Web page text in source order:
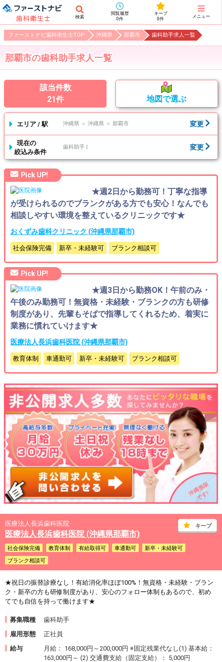
検索
閲覧履歴
0件
キープ
0件
メニュー
ファーストナビ歯科衛生士TOP 沖縄県 那覇市 歯科助手求人一覧
那覇市の歯科助手求人一覧
該当件数
21件
地図で選ぶ
エリア / 駅 沖縄県 ＞ 沖縄県 ＞ 那覇市 変更
現在の
絞込み条件
歯科助手 | 変更
Pick UP!
★週2日から勤務可！丁寧な指導
が受けられるのでブランクがある方でも安心！なんでも
相談しやすい環境を整えているクリニックです★
おくずみ歯科クリニック (沖縄県那覇市)
社会保険完備 新卒・未経験可 ブランク相談可
Pick UP!
★週3日から勤務OK！午前のみ・
午後のみ勤務可！無資格・未経験・ブランクの方も研修
制度があり、先輩もそばで指導してくれるため、着実に
業務に慣れていけます★
医療法人長浜歯科医院 (沖縄県那覇市)
教育体制 車通勤可 新卒・未経験可 ブランク相談可
沖縄県版
です!
キープ
医療法人長浜歯科医院
医療法人長浜歯科医院 (沖縄県那覇市)
社会保険完備 教育体制 有給取得可 車通勤可
新卒・未経験可
ブランク相談可
★祝日の振替診療なし！有給消化率ほぼ100%！無資格・未経験・ブラン
ク・新卒の方も研修制度があり、安心のフォロー体制もあるので、初め
てでも自信を持って働けます★
募集職種
歯科助手
雇用形態
正社員
給与
月給： 168,000円～200,000円 ※固定残業代なし(1) 基本給：
163,000円～ (2) 交通費支給（固定支給）： 5,000円